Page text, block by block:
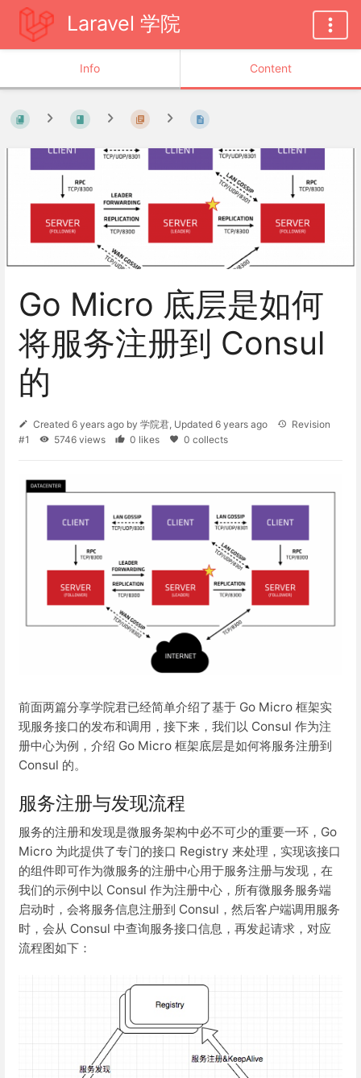
Laravel 学院
Info Content
Go Micro 底层是如何
将服务注册到 Consul
的
Created 6 years ago by 学院君, Updated 6 years ago
Revision
#1
5746 views 0 likes 0 collects
前面两篇分享学院君已经简单介绍了基于 Go Micro 框架实
现服务接口的发布和调用，接下来，我们以 Consul 作为注
册中心为例，介绍 Go Micro 框架底层是如何将服务注册到
Consul 的。
服务注册与发现流程
服务的注册和发现是微服务架构中必不可少的重要一环，Go
Micro 为此提供了专门的接口 Registry 来处理，实现该接口
的组件即可作为微服务的注册中心用于服务注册与发现，在
我们的示例中以 Consul 作为注册中心，所有微服务服务端
启动时，会将服务信息注册到 Consul，然后客户端调用服务
时，会从 Consul 中查询服务接口信息，再发起请求，对应
流程图如下：